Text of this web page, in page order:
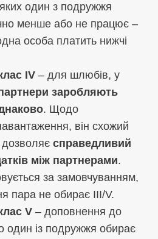
один з подружжя
менше або не працює –
особа платить нижчі
IV – для шлюбів, у
заробляють
. Щодо
він схожий
справедливий
між партнерами.
за замовчуванням,
пара не обирає III/V.
V – доповнення до
один із подружжя обирає